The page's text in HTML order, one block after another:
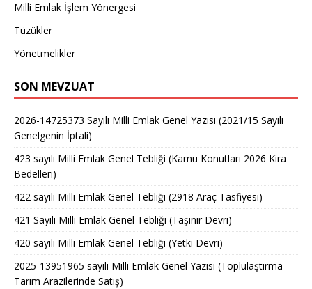
Milli Emlak İşlem Yönergesi
Tüzükler
Yönetmelikler
SON MEVZUAT
2026-14725373 Sayılı Milli Emlak Genel Yazısı (2021/15 Sayılı
Genelgenin İptali)
423 sayılı Milli Emlak Genel Tebliği (Kamu Konutları 2026 Kira
Bedelleri)
422 sayılı Milli Emlak Genel Tebliği (2918 Araç Tasfiyesi)
421 Sayılı Milli Emlak Genel Tebliği (Taşınır Devri)
420 sayılı Milli Emlak Genel Tebliği (Yetki Devri)
2025-13951965 sayılı Milli Emlak Genel Yazısı (Toplulaştırma-
Tarım Arazilerinde Satış)